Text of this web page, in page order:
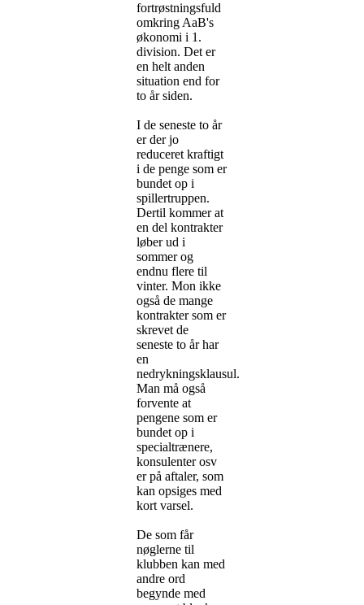
fortrøstningsfuld
omkring AaB's
økonomi i 1.
division. Det er
en helt anden
situation end for
to år siden.
I de seneste to år
er der jo
reduceret kraftigt
i de penge som er
bundet op i
spillertruppen.
Dertil kommer at
en del kontrakter
løber ud i
sommer og
endnu flere til
vinter. Mon ikke
også de mange
kontrakter som er
skrevet de
seneste to år har
en
nedrykningsklausul.
Man må også
forvente at
pengene som er
bundet op i
specialtrænere,
konsulenter osv
er på aftaler, som
kan opsiges med
kort varsel.
De som får
nøglerne til
klubben kan med
andre ord
begynde med